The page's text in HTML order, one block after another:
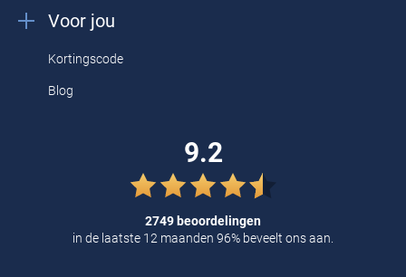
Voor jou
Kortingscode
Blog
9.2
2749 beoordelingen
in de laatste 12 maanden 96% beveelt ons aan.